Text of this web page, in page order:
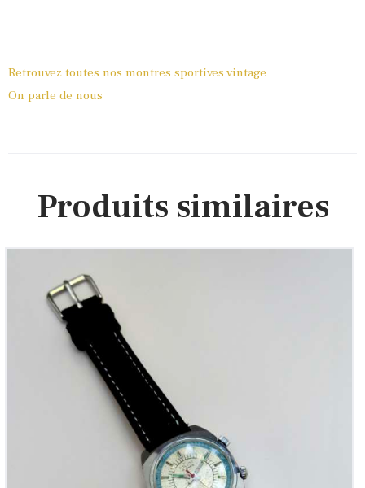
Retrouvez toutes nos montres sportives vintage
On parle de nous
Produits similaires